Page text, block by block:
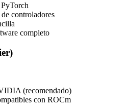
controladores
completo
(recomendado)
con ROCm